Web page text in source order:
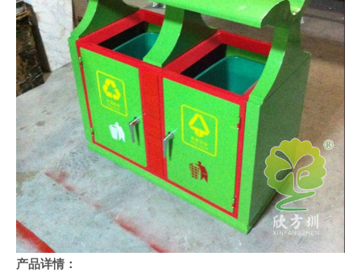
产品详情：